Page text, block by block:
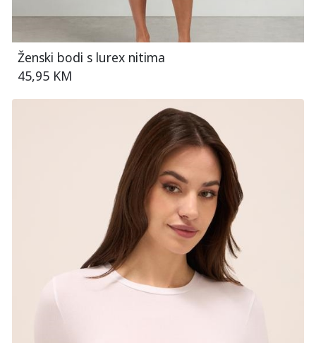
Ženski bodi s lurex nitima
45,95 KM